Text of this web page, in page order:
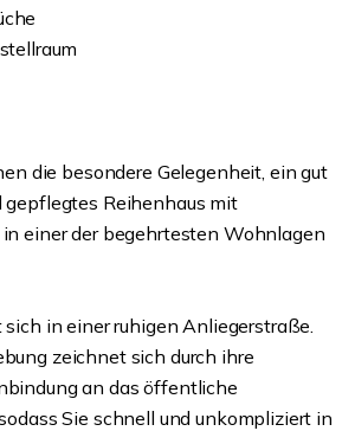
die besondere Gelegenheit, ein gut
Reihenhaus mit
einer der begehrtesten Wohnlagen
in einer ruhigen Anliegerstraße.
zeichnet sich durch ihre
an das öffentliche
Sie schnell und unkompliziert in